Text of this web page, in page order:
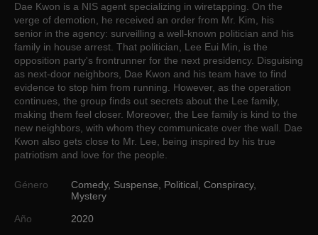
Dae Kwon is a NIS agent specializing in wiretapping. On the
verge of demotion, he received an order from Mr. Kim, his
senior in the agency: surveilling a well-known politician and his
family in house arrest. That politician, Lee Eui Min, is the
opposition party's frontrunner for the next presidency. Disguising
as next-door neighbors, Dae Kwon and his team have to find
evidence to stop him from running. However, as the operation
continues, the group finds out secrets about the Lee family,
making them feel closer. Moreover, the Lee family is kind to the
new neighbors, with whom they communicate over the wall. Dae
Kwon also gets close to Mr. Lee, being inspired by his true
patriotism and love for the people.
Género Comedy, Suspense Political Conspiracy,
Mystery
Año
2020